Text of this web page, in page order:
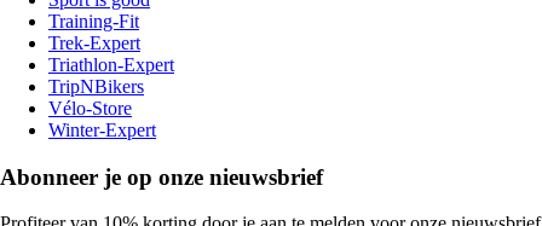
Training-Fit
Trek-Expert
Triathlon-Expert
TripNBikers
Vélo-Store
Winter-Expert
Abonneer je op onze nieuwsbrief